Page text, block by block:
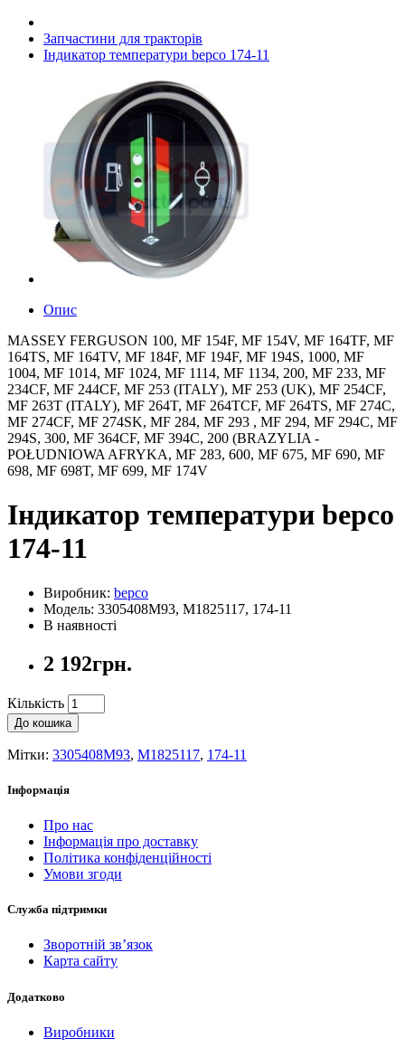
Запчастини для тракторів
Індикатор температури bepco 174-11
Опис
MASSEY FERGUSON 100, MF 154F, MF 154V, MF 164TF, MF
164TS, MF 164TV, MF 184F, MF 194F, MF 194S, 1000, MF
1004, MF 1014, MF 1024, MF 1114, MF 1134, 200, MF 233, MF
234CF, MF 244CF, MF 253 (ITALY), MF 253 (UK), MF 254CF,
MF 263T (ITALY), MF 264T, MF 264TCF, MF 264TS, MF 274C,
MF 274CF, MF 274SK, MF 284, MF 293 , MF 294, MF 294C, MF
294S, 300, MF 364CF, MF 394C, 200 (BRAZYLIA -
POŁUDNIOWA AFRYKA, MF 283, 600, MF 675, MF 690, MF
698, MF 698T, MF 699, MF 174V
Індикатор температури bepco
174-11
Виробник: bepco
Модель: 3305408M93, M1825117, 174-11
В наявності
2 192грн.
Кількість
До кошика
Мітки: 3305408M93, M1825117, 174-11
Інформація
Про нас
Інформація про доставку
Політика конфіденційності
Умови згоди
Служба підтримки
Зворотній зв’язок
Карта сайту
Додатково
Виробники